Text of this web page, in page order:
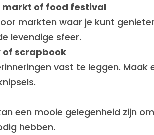
markt of food festival
markten waar je kunt
levendige sfeer.
of scrapbook
vast te leggen.
een mooie gelegenheid zijn
hebben.